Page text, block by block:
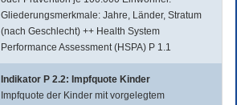
Gliederungsmerkmale: Jahre, Länder, Stratum
(nach Geschlecht) ++ Health System
Performance Assessment (HSPA) P 1.1
Indikator P 2.2: Impfquote Kinder
Impfquote der Kinder mit vorgelegtem